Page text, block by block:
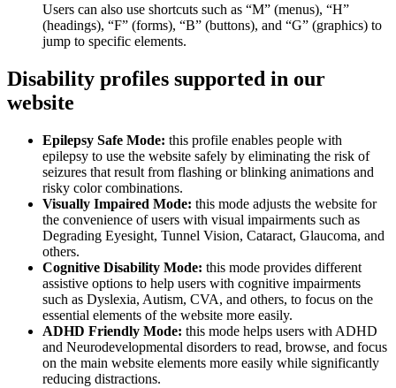
Users can also use shortcuts such as “M” (menus), “H”
(headings), “F” (forms), “B” (buttons), and “G” (graphics) to
jump to specific elements.
Disability profiles supported in our
website
Epilepsy Safe Mode: this profile enables people with
epilepsy to use the website safely by eliminating the risk of
seizures that result from flashing or blinking animations and
risky color combinations.
Visually Impaired Mode: this mode adjusts the website for
the convenience of users with visual impairments such as
Degrading Eyesight, Tunnel Vision, Cataract, Glaucoma, and
others.
Cognitive Disability Mode: this mode provides different
assistive options to help users with cognitive impairments
such as Dyslexia, Autism, CVA, and others, to focus on the
essential elements of the website more easily.
ADHD Friendly Mode: this mode helps users with ADHD
and Neurodevelopmental disorders to read, browse, and focus
on the main website elements more easily while significantly
reducing distractions.